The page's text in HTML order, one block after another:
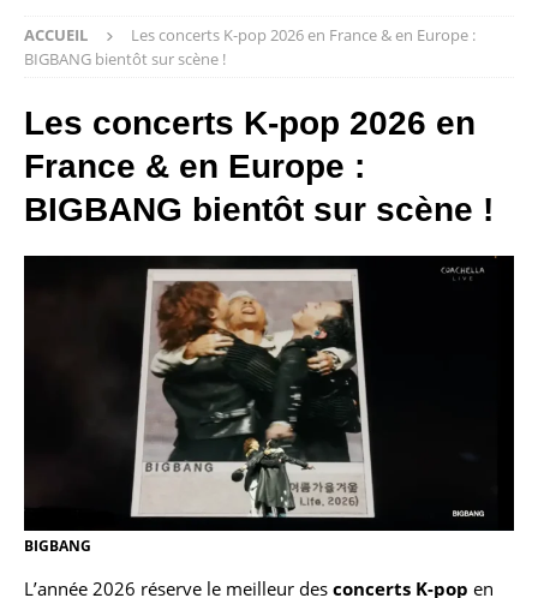
ACCUEIL
Les concerts K-pop 2026 en France & en Europe :
BIGBANG bientôt sur scène !
Les concerts K-pop 2026 en
France & en Europe :
BIGBANG bientôt sur scène !
BIGBANG
L’année 2026 réserve le meilleur des concerts K-pop en